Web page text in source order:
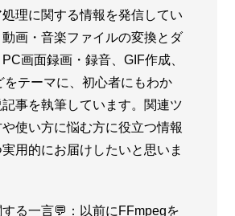
理に関する情報を発信してい
動画・音楽ファイルの変換とダ
画面録画・録音、GIF作成、
をテーマに、初心者にもわか
記事を執筆しています。関連ツ
使い方に悩む方に役立つ情報
用的にお届けしたいと思いま
る一言💬：以前にFFmpegを